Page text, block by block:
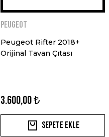
Peugeot
Peugeot Rifter 2018+
Orijinal Tavan Çıtası
3.600,00 ₺
Sepete Ekle